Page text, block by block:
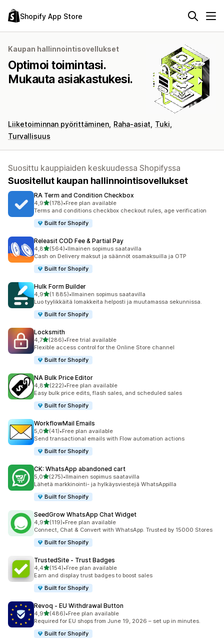
Shopify App Store
Kaupan hallinnointisovellukset
Optimoi toimintasi.
Mukauta asiakastukesi.
Liiketoiminnan pyörittäminen Raha-asiat
Tuki
Turvallisuus
Suosittu kauppiaiden keskuudessa Shopifyssa
Suositellut kaupan hallinnointisovellukset
RA Term and Condition Checkbox
4,9/ 5 tähteä
(178)
178 arvostelua yhteensä
•Free plan available
Terms and conditions checkbox checkout rules, age verification
Built for Shopify
Releasit COD Fee & Partial Pay
4,8/ 5 tähteä
(564)
564 arvostelua yhteensä
•Ilmainen sopimus saatavilla
Cash on Delivery maksut ja säännöt osamaksuilla ja OTP
Built for Shopify
Hulk Form Builder
4,9/ 5 tähteä
(1 885)
1885 arvostelua yhteensä
•Ilmainen sopimus saatavilla
Luo tyylikkäitä lomakkeita helposti ja muutamassa sekunnissa.
Built for Shopify
Locksmith
4,7/ 5 tähteä
(286)
286 arvostelua yhteensä
•Free trial available
Flexible access control for the Online Store channel
Built for Shopify
NA Bulk Price Editor
4,8/ 5 tähteä
(222)
222 arvostelua yhteensä
•Free plan available
Easy bulk price edits, flash sales, and scheduled sales
Built for Shopify
WorkflowMail Emails
5,0/ 5 tähteä
(41)
41 arvostelua yhteensä
•Free plan available
Send transactional emails with Flow automation actions
Built for Shopify
CK: WhatsApp abandoned cart
5,0/ 5 tähteä
(275)
275 arvostelua yhteensä
•Ilmainen sopimus saatavilla
Lähetä markkinointi- ja hylkäysviestejä WhatsAppilla
Built for Shopify
SeedGrow WhatsApp Chat Widget
4,9/ 5 tähteä
(119)
119 arvostelua yhteensä
•Free plan available
Connect, Chat & Convert with WhatsApp. Trusted by 15000 Stores
Built for Shopify
TrustedSite ‑ Trust Badges
4,4/ 5 tähteä
(154)
154 arvostelua yhteensä
•Free plan available
Earn and display trust badges to boost sales
Built for Shopify
Revoq ‑ EU Withdrawal Button
4,9/ 5 tähteä
(486)
486 arvostelua yhteensä
•Free plan available
Required for EU shops from June 19, 2026 – set up in minutes.
Built for Shopify